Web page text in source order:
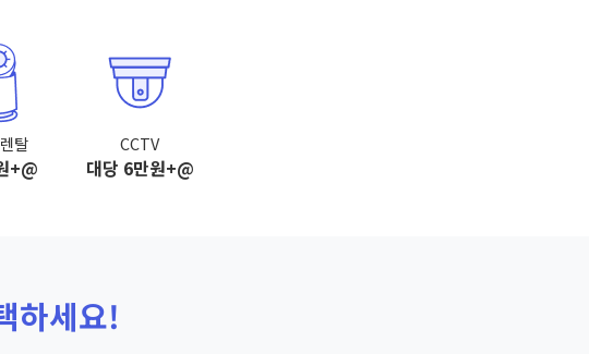
탈
+@
CCTV
대당 6만원+@
하세요!